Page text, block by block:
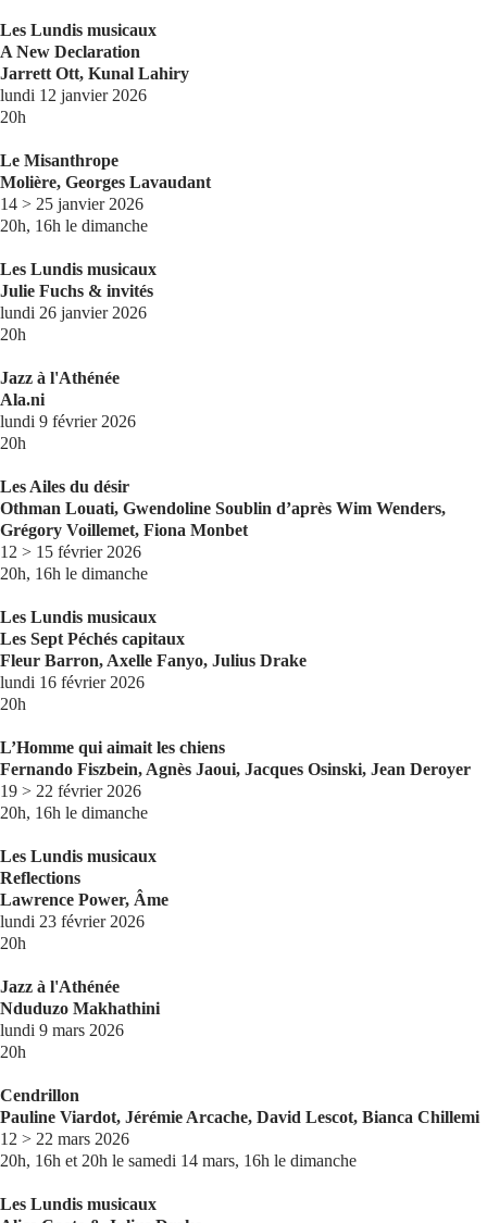
Les Lundis musicaux
A New Declaration
Jarrett Ott, Kunal Lahiry
lundi 12 janvier 2026
20h
Le Misanthrope
Molière, Georges Lavaudant
14 > 25 janvier 2026
20h, 16h le dimanche
Les Lundis musicaux
Julie Fuchs & invités
lundi 26 janvier 2026
20h
Jazz à l'Athénée
Ala.ni
lundi 9 février 2026
20h
Les Ailes du désir
Othman Louati, Gwendoline Soublin d’après Wim Wenders,
Grégory Voillemet, Fiona Monbet
12 > 15 février 2026
20h, 16h le dimanche
Les Lundis musicaux
Les Sept Péchés capitaux
Fleur Barron, Axelle Fanyo, Julius Drake
lundi 16 février 2026
20h
L’Homme qui aimait les chiens
Fernando Fiszbein, Agnès Jaoui, Jacques Osinski, Jean Deroyer
19 > 22 février 2026
20h, 16h le dimanche
Les Lundis musicaux
Reflections
Lawrence Power, Âme
lundi 23 février 2026
20h
Jazz à l'Athénée
Nduduzo Makhathini
lundi 9 mars 2026
20h
Cendrillon
Pauline Viardot, Jérémie Arcache, David Lescot, Bianca Chillemi
12 > 22 mars 2026
20h, 16h et 20h le samedi 14 mars, 16h le dimanche
Les Lundis musicaux